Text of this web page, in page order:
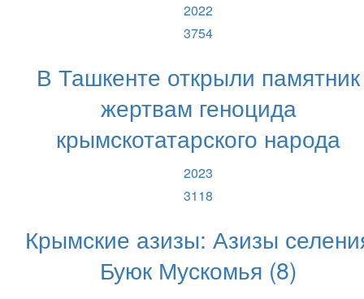
2022
3754
В Ташкенте открыли памятник
жертвам геноцида
крымскотатарского народа
2023
3118
Крымские азизы: Азизы
Буюк Мускомья (8)